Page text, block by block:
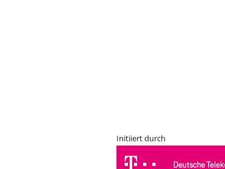
Initiiert durch